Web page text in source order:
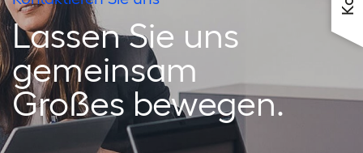
Lassen Sie uns
gemeinsam
Großes bewegen.